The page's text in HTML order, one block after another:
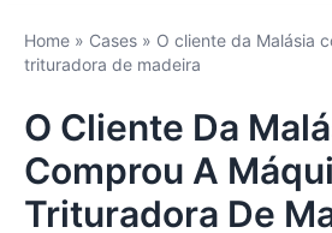
Home » Cases » O cliente da Malásia
trituradora de madeira
O Cliente Da
Comprou A
Trituradora De